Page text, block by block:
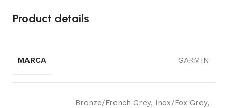
Product details
MARCA GARMIN
Bronze/French Grey, Inox/Fox Grey,